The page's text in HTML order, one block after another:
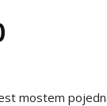
mostem